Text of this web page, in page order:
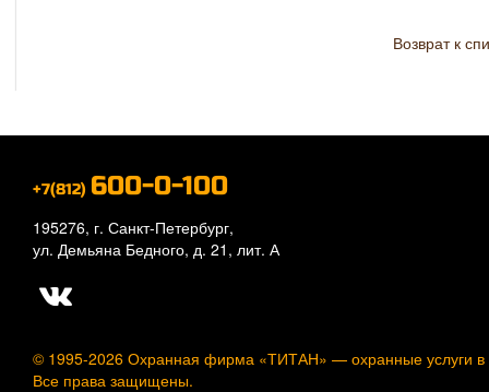
Возврат к
+7(812) 600-0-100
195276, г. Санкт-Петербург,
ул. Демьяна Бедного, д. 21, лит. А
© 1995-2026 Охранная фирма «ТИТАН» — охранные услуги
Все права защищены.